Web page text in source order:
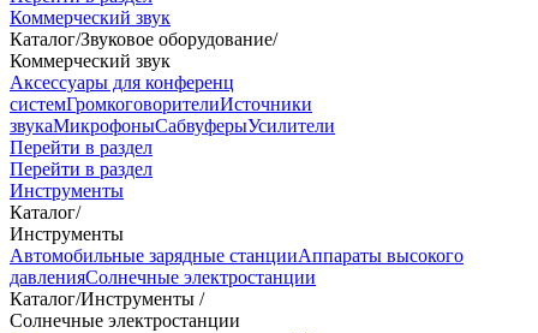
Коммерческий звук
Каталог/Звуковое оборудование/
Коммерческий звук
Аксессуары для конференц
системГромкоговорителиИсточники
звукаМикрофоныСабвуферыУсилители
Перейти в раздел
Перейти в раздел
Инструменты
Каталог/
Инструменты
Автомобильные зарядные станцииАппараты высокого
давленияСолнечные электростанции
Каталог/Инструменты /
Солнечные электростанции